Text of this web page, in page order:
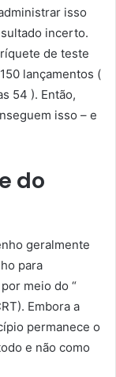
isso
incerto.
de teste
lançamentos (
54 ). Então,
isso – e
do
geralmente
para
meio do “
Embora a
permanece o
e não como